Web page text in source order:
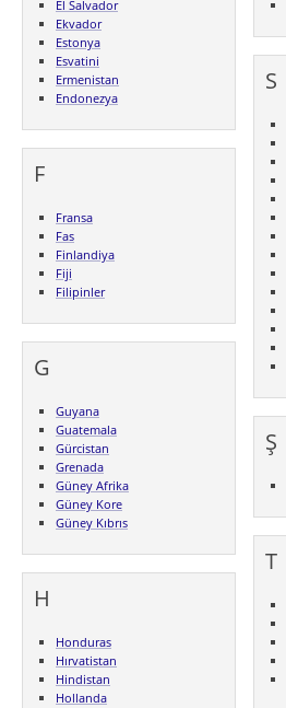
El Salvador
Ekvador
Estonya
Esvatini
Ermenistan
Endonezya
F
Fransa
Fas
Finlandiya
Fiji
Filipinler
G
Guyana
Guatemala
Gürcistan
Grenada
Güney Afrika
Güney Kore
Güney Kıbrıs
H
Honduras
Hırvatistan
Hindistan
Hollanda
S
Ş
T